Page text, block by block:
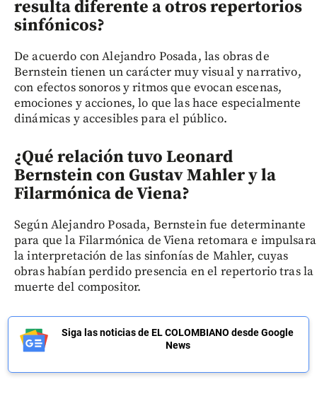
resulta diferente a otros repertorios
sinfónicos?
De acuerdo con Alejandro Posada, las obras de
Bernstein tienen un carácter muy visual y narrativo,
con efectos sonoros y ritmos que evocan escenas,
emociones y acciones, lo que las hace especialmente
dinámicas y accesibles para el público.
¿Qué relación tuvo Leonard
Bernstein con Gustav Mahler y la
Filarmónica de Viena?
Según Alejandro Posada, Bernstein fue determinante
para que la Filarmónica de Viena retomara e impulsara
la interpretación de las sinfonías de Mahler, cuyas
obras habían perdido presencia en el repertorio tras la
muerte del compositor.
Siga las noticias de EL COLOMBIANO desde Google
News